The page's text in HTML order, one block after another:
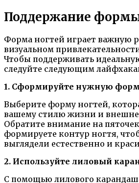
Поддержание
Форма ногтей играет важную
визуальном
Чтобы поддерживать
следуйте следующим
1. Сформируйте нужную
Выберите форму ногтей,
вашему стилю жизни и
Обратите внимание на
формируете контур ногтя,
выглядели естественно и
2. Используйте лиловый
С помощью лилового